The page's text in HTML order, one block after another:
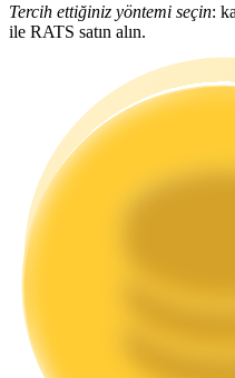
Staking
Tercih ettiğiniz yöntemi seçin:
ile RATS satın alın.